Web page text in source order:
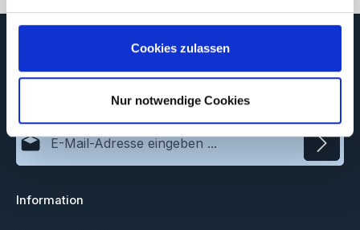
Cookies zulassen
Nur notwendige Cookies
Newsletter, um rechtzeitig über neue Produkte und Angebote
informiert zu werden.
E-Mail-Adresse*
Ich habe dieDatenschutzbestimmungen
Information